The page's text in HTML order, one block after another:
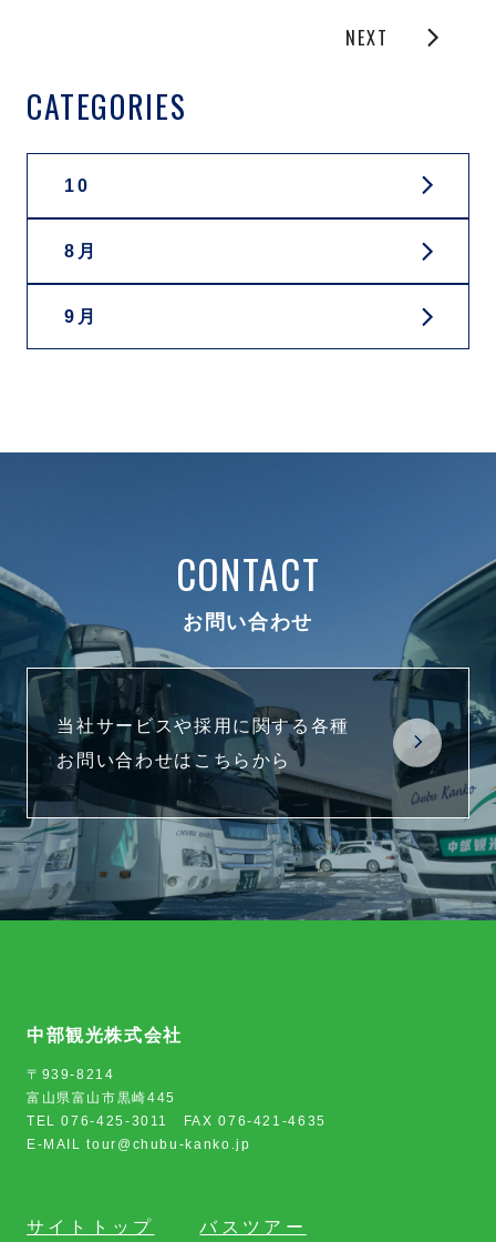
NEXT
CATEGORIES
10
8月
9月
CONTACT
お問い合わせ
当社サービスや採用に関する各種
お問い合わせはこちらから
中部観光株式会社
〒939-8214
富山県富山市黒崎445
TEL 076-425-3011 FAX 076-421-4635
E-MAIL tour@chubu-kanko.jp
サイトトップ バスツアー